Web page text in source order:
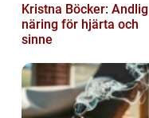
Kristna Böcker: Andlig
näring för hjärta och
sinne